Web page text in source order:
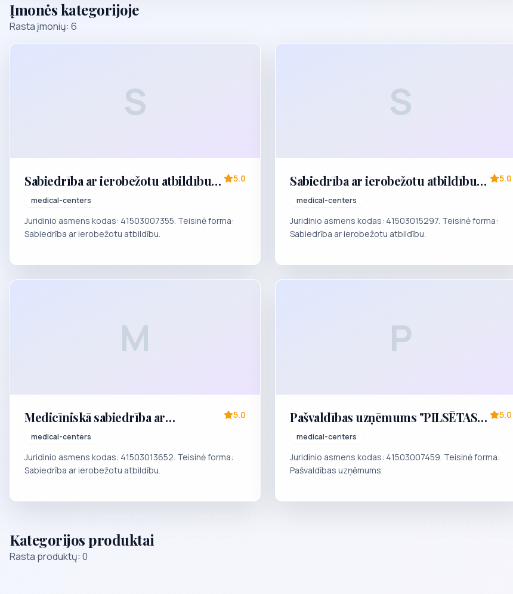
Įmonės kategorijoje
Rasta įmonių: 6
S
Sabiedrība ar ierobežotu atbildību
"Daugavpils zobārstniecības
poliklīnika"
medical-centers
5.0
Juridinio asmens kodas: 41503007355. Teisinė forma:
Sabiedrība ar ierobežotu atbildību.
S
Sabiedrība ar ierobežotu atbildību
"GRĪVAS POLIKLĪNIKA"
medical-centers
5.0
Juridinio asmens kodas: 41503015297. Teisinė forma:
Sabiedrība ar ierobežotu atbildību.
M
Medicīniskā sabiedrība ar
ierobežotu atbildību "PILSĒTAS
CENTRĀLĀ POLIKLĪNIKA"
medical-centers
5.0
Juridinio asmens kodas: 41503013652. Teisinė forma:
Sabiedrība ar ierobežotu atbildību.
P
Pašvaldības uzņēmums "PILSĒTAS
BĒRNU POLIKLĪNIKA"
medical-centers
5.0
Juridinio asmens kodas: 41503007459. Teisinė forma:
Pašvaldības uzņēmums.
Kategorijos produktai
Rasta produktų: 0